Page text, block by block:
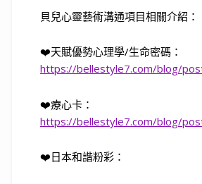
貝兒心靈藝術溝通項目相關介紹：
❤️天賦優勢心理學/生命密碼：
https://bellestyle7.com/blog/
❤️療心卡：
https://bellestyle7.com/blog/
❤️日本和諧粉彩：